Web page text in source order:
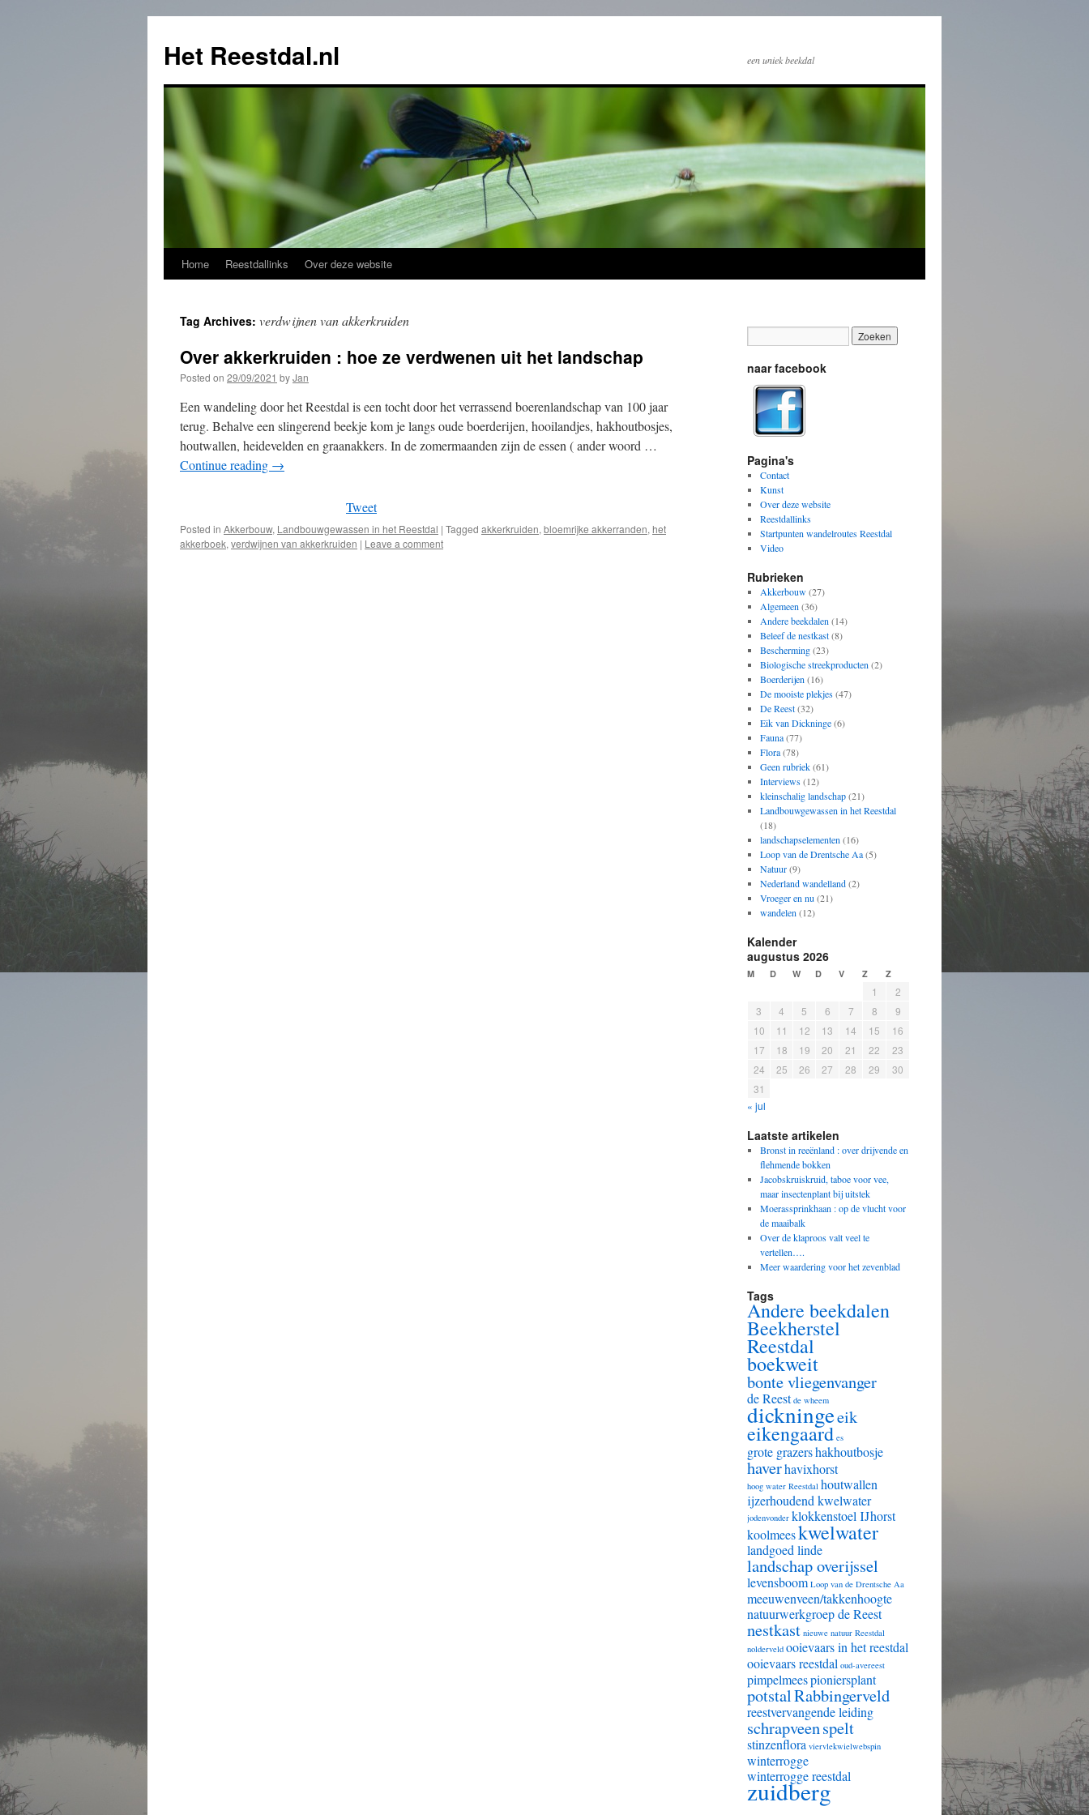
Het Reestdal.nl een uniek beekdal
Skip
content
Home Reestdallinks Over deze website
Tag Archives: verdwijnen van akkerkruiden
Over akkerkruiden : hoe ze verdwenen uit het landschap
Posted on 29/09/2021 byJan
Een wandeling door het Reestdal is een tocht door het verrassend boerenlandschap van 100 jaar
terug. Behalve een slingerend beekje kom je langs oude boerderijen, hooilandjes, hakhoutbosjes,
houtwallen, heidevelden en graanakkers. In de zomermaanden zijn de essen ( ander woord …
Continue reading →
Tweet
Posted in Akkerbouw, Landbouwgewassen in het Reestdal | Tagged akkerkruiden, bloemrijke akkerranden, het
akkerboek, verdwijnen van akkerkruiden | Leave a comment
naar facebook
Pagina's
Contact
Kunst
Over deze website
Reestdallinks
Startpunten wandelroutes Reestdal
Video
Rubrieken
Akkerbouw(27)
Algemeen (36)
Andere beekdalen (14)
Beleef de nestkast(8)
Bescherming(23)
Biologische streekproducten (2)
Boerderijen (16)
De mooiste plekjes(47)
De Reest(32)
Eik van Dickninge(6)
Fauna(77)
Flora(78)
Geen rubriek(61)
Interviews(12)
kleinschalig landschap(21)
Landbouwgewassen in het Reestdal
(18)
landschapselementen (16)
Loop van de Drentsche Aa(5)
Natuur(9)
Nederland wandelland(2)
Vroeger en nu (21)
wandelen (12)
Kalender
augustus 2026
M D W D V Z Z
« jul
1
2
3
4 5 6 7 8
9
10
11 12 13 14 15
16
17
18 19 20 21 22
23
24
25 26 27 28 29
30
31
Laatste artikelen
Bronst in reeënland : over drijvende en
flehmende bokken
Jacobskruiskruid, taboe voor vee,
maar insectenplant bij uitstek
Moerassprinkhaan : op de vlucht voor
de maaibalk
Over de klaproos valt veel te
vertellen….
Meer waardering voor het zevenblad
Tags
Andere beekdalen
Beekherstel
Reestdal
boekweit
bonte vliegenvanger
de Reest de wheem
dickningeeik
eikengaard es
grote grazershakhoutbosje
haverhavixhorst
hoog water Reestdal houtwallen
ijzerhoudend kwelwater
jodenvonder klokkenstoel IJhorst
koolmeeskwelwater
landgoed linde
landschap overijssel
levensboom Loop van de Drentsche Aa
meeuwenveen/takkenhoogte
natuurwerkgroep de Reest
nestkast nieuwe natuur Reestdal
nolderveld ooievaars in het reestdal
ooievaars reestdal oud-avereest
pimpelmeespioniersplant
potstalRabbingerveld
reestvervangende leiding
schrapveenspelt
stinzenflora viervlekwielwebspin
winterrogge
winterrogge reestdal
zuidberg